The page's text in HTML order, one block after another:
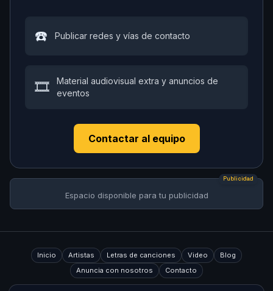
☎️ Publicar redes y vías de contacto
🎞️
Material audiovisual extra y anuncios de
eventos
Contactar al equipo
Publicidad
Espacio disponible para tu publicidad
Inicio Artistas Letras de canciones Video
Blog
Anuncia con nosotros
Contacto